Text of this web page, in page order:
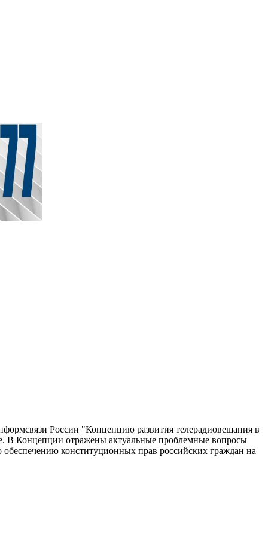
Рос­сии "Концепцию развития телерадиовещания в
В Концепции отражены актуальные проблем­ные вопросы
конституционных прав российских граждан на